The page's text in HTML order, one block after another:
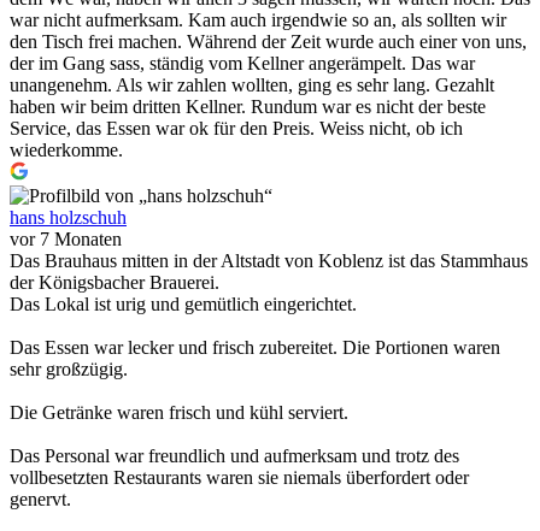
war nicht aufmerksam. Kam auch irgendwie so an, als sollten wir
den Tisch frei machen. Während der Zeit wurde auch einer von uns,
der im Gang sass, ständig vom Kellner angerämpelt. Das war
unangenehm. Als wir zahlen wollten, ging es sehr lang. Gezahlt
haben wir beim dritten Kellner. Rundum war es nicht der beste
Service, das Essen war ok für den Preis. Weiss nicht, ob ich
wiederkomme.
hans holzschuh
vor 7 Monaten
Das Brauhaus mitten in der Altstadt von Koblenz ist das Stammhaus
der Königsbacher Brauerei.
Das Lokal ist urig und gemütlich eingerichtet.
Das Essen war lecker und frisch zubereitet. Die Portionen waren
sehr großzügig.
Die Getränke waren frisch und kühl serviert.
Das Personal war freundlich und aufmerksam und trotz des
vollbesetzten Restaurants waren sie niemals überfordert oder
genervt.